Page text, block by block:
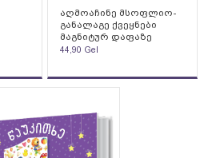
აღმოაჩინე მსოფლიო-
განალაგე ქვეყნები
მაგნიტურ დაფაზე
44,90 Gel